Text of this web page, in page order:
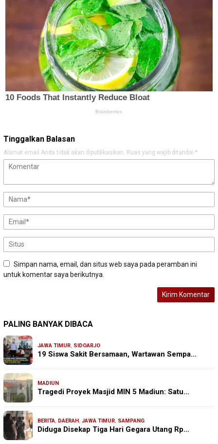
Tinggalkan Balasan
Alamat email Anda tidak akan dipublikasikan. Ruas yang wajib ditandai *
Simpan nama, email, dan situs web saya pada peramban ini
untuk komentar saya berikutnya.
PALING BANYAK DIBACA
JAWA TIMUR, SIDOARJO
19 Siswa Sakit Bersamaan, Wartawan Sempa…
MADIUN
Tragedi Proyek Masjid MIN 5 Madiun: Satu…
BERITA, DAERAH , JAWA TIMUR, SAMPANG
Diduga Disekap Tiga Hari Gegara Utang Rp…